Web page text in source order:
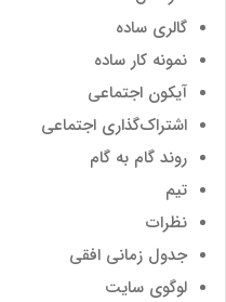
گالری ساده
نمونه کار ساده
آیکون اجتماعی
اشتراک‌گذاری اجتماعی
روند گام به گام
تیم
نظرات
جدول زمانی افقی
لوگوی سایت